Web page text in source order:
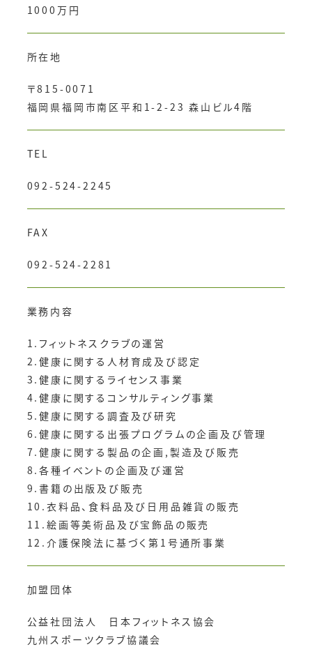
1000万円
所在地
〒815-0071
福岡県福岡市南区平和1-2-23 森山ビル4階
TEL
092-524-2245
FAX
092-524-2281
業務内容
1.フィットネスクラブの運営
2.健康に関する人材育成及び認定
3.健康に関するライセンス事業
4.健康に関するコンサルティング事業
5.健康に関する調査及び研究
6.健康に関する出張プログラムの企画及び管理
7.健康に関する製品の企画,製造及び販売
8.各種イベントの企画及び運営
9.書籍の出版及び販売
10.衣料品、食料品及び日用品雑貨の販売
11.絵画等美術品及び宝飾品の販売
12.介護保険法に基づく第1号通所事業
加盟団体
公益社団法人 日本フィットネス協会
九州スポーツクラブ協議会